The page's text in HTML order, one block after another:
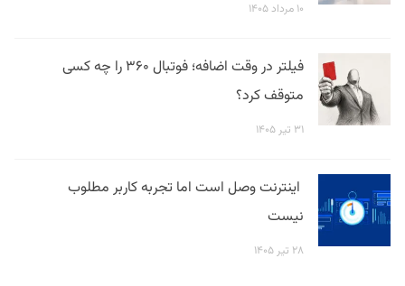
۱۰ مرداد ۱۴۰۵
فیلتر در وقت اضافه؛ فوتبال ۳۶۰ را چه کسی
متوقف کرد؟
۳۱ تیر ۱۴۰۵
اینترنت وصل است اما تجربه کاربر مطلوب
نیست
۲۸ تیر ۱۴۰۵